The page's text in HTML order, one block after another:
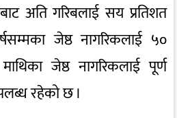
अति गरिबलाई सय प्रतिशत
जेष्ठ नागरिकलाई ५०
जेष्ठ नागरिकलाई पूर्ण
रहेको छ ।